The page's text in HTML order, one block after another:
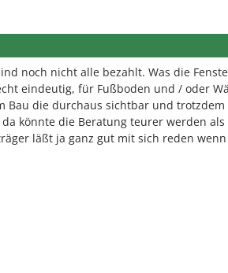
noch nicht alle bezahlt. Was die
eindeutig, für Fußboden und / oder
Bau die durchaus sichtbar und
könnte die Beratung teurer werden
läßt ja ganz gut mit sich reden